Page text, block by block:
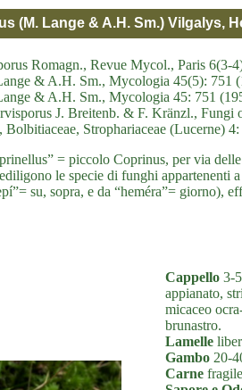
(M. Lange & A.H. Sm.) Vilgalys,
Romagn., Revue Mycol., Paris 6(3-
& A.H. Sm., Mycologia 45(5): 751
& A.H. Sm., Mycologia 45: 751
J. Breitenb. & F. Kränzl., Fungi
Bolbitiaceae, Strophariaceae (Lucerne)
= piccolo Coprinus, per via
le specie di funghi appartenenti
su, sopra, e da “heméra”= giorno),
Cappello 3-
appianato,
micaceo
brunastro.
Lamelle
Gambo 20-
Carne